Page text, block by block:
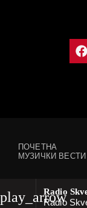
play_arrow
Radio
Radio
ПОЧЕТНА
МУЗИЧКИ ВЕСТИ